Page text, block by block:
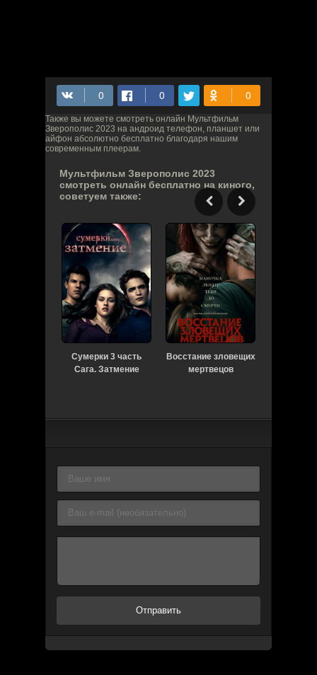
Также вы можете смотреть онлайн Мультфильм
Зверополис 2023 на андроид телефон, планшет или
айфон абсолютно бесплатно благодаря нашим
современным плеерам.
Мультфильм Зверополис 2023
смотреть онлайн бесплатно на киного,
советуем также:
Сумерки 3 часть
Сага. Затмение
Восстание зловещих
мертвецов
Отправить